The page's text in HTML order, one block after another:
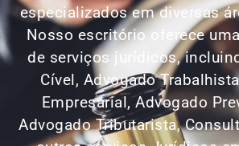
especializados em diversas
Nosso escritório oferece
de serviços jurídicos,
Cível, Advogado
Empresarial, Advogado
Advogado Tributarista,